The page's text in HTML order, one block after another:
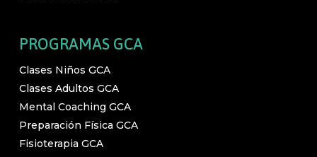
PROGRAMAS GCA
Clases Niños GCA
Clases Adultos GCA
Mental Coaching GCA
Preparación Física GCA
Fisioterapia GCA